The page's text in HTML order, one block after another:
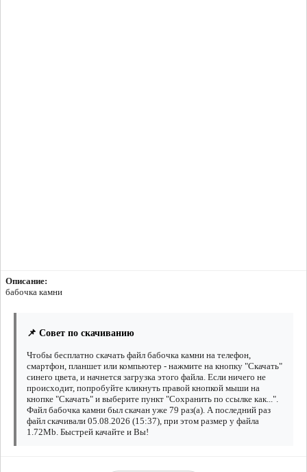
Описание:
бабочка камни
📌 Совет по скачиванию
Чтобы бесплатно скачать файл бабочка камни на телефон,
смартфон, планшет или компьютер - нажмите на кнопку "Скачать"
синего цвета, и начнется загрузка этого файла. Если ничего не
происходит, попробуйте кликнуть правой кнопкой мыши на
кнопке "Скачать" и выберите пункт "Сохранить по ссылке как...".
Файл бабочка камни был скачан уже 79 раз(а). А последний раз
файл скачивали 05.08.2026 (15:37), при этом размер у файла
1.72Mb. Быстрей качайте и Вы!